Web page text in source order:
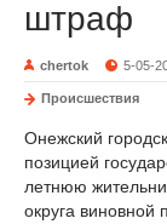
штраф
chertok 5-05-
Происшествия
Онежский
позицией
летнюю
округа виновной